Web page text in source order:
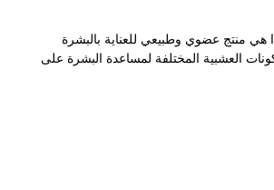
هي منتج عضوي وطبيعي للعناية بالبشرة
العشبية المختلفة لمساعدة البشرة على